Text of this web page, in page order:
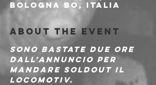
Bologna BO, Italia
About the event
Sono bastate due ore
dall’annuncio per
mandare soldout il
Locomotiv.